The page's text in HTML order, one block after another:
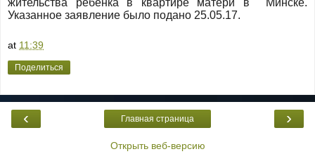
жительства ребенка в квартире матери в
Минске.
Указанное заявление было подано 25.05.17.
at 11:39
Поделиться
‹ ›
Главная страница
Открыть веб-версию